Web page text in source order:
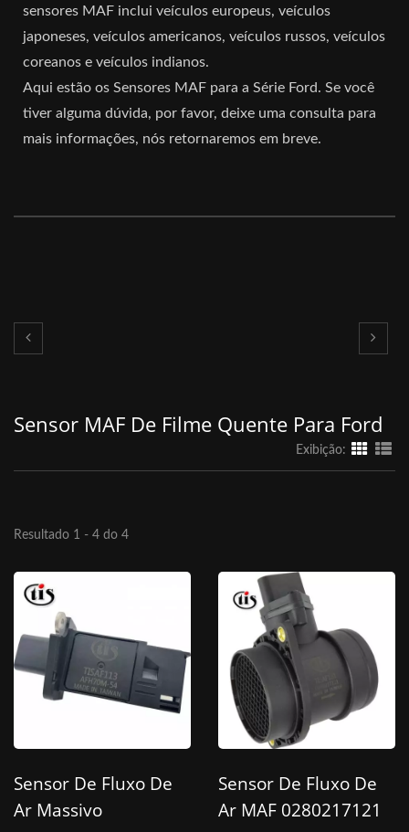
sensores MAF inclui veículos europeus, veículos
japoneses, veículos americanos, veículos russos, veículos
coreanos e veículos indianos.
Aqui estão os Sensores MAF para a Série Ford. Se você
tiver alguma dúvida, por favor, deixe uma consulta para
mais informações, nós retornaremos em breve.
Sensor MAF De Filme Quente Para Ford
Exibição:
Resultado 1 - 4 do 4
Sensor De Fluxo De
Ar Massivo
Sensor De Fluxo De
Ar MAF 0280217121